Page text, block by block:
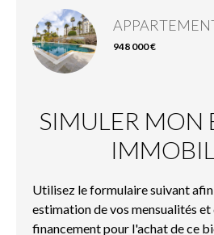
948 000 €
SIMULER MON
Utilisez le formulaire suivant
estimation de vos mensualités
financement pour l'achat de ce